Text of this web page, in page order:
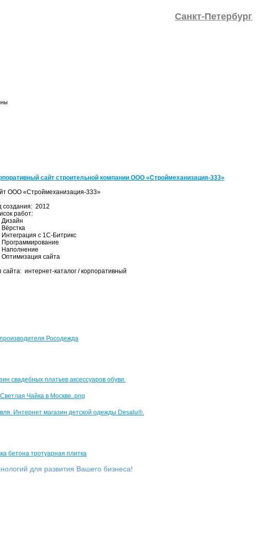
Санкт-Петербург
сайт строительной компании ООО «Строймеханизация-333»
ООО «Строймеханизация-333»
создания: 2012
работ:
Дизайн
Вёрстка
Интеграция с 1С-Битрикс
Программирование
Наполнение
Оптимизация сайта
сайта: интернет-каталог / корпоративный
для развития Вашего бизнеса!